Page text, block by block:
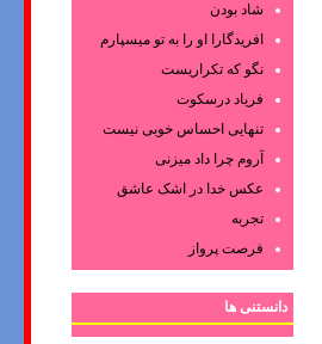
شاد بودن
افریدگارا او را به تو میسپارم
نگو که تکراریست
فریاد درسکوت
تنهایی احساس خوبی نیست
آروم چرا داد میزنی
عکس‌ خدا در اشک‌ عاشق‌
تجربه
فرصت پرواز
دانستنی ها